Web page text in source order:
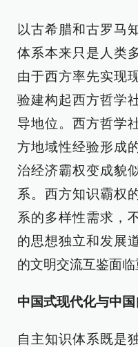
以古希腊和古罗马
体系本来只是人类
由于西方率先实现
验建构起西方哲学
导地位。西方哲学
方地域性经验形成
治经济霸权变成貌
系。西方知识霸权
系的多样性需求，
的思想独立和发展
的文明交流互鉴面临
中国式现代化与中
自主知识体系既是